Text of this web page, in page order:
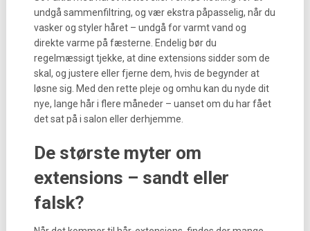
undgå sammenfiltring, og vær ekstra påpasselig, når du
vasker og styler håret – undgå for varmt vand og
direkte varme på fæsterne. Endelig bør du
regelmæssigt tjekke, at dine extensions sidder som de
skal, og justere eller fjerne dem, hvis de begynder at
løsne sig. Med den rette pleje og omhu kan du nyde dit
nye, lange hår i flere måneder – uanset om du har fået
det sat på i salon eller derhjemme.
De største myter om
extensions – sandt eller
falsk?